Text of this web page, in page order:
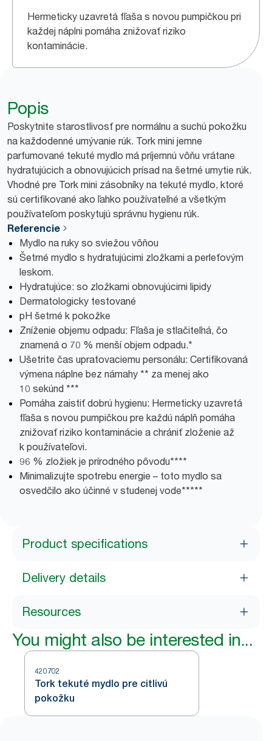
Hermeticky uzavretá fľaša s novou pumpičkou pri
každej náplni pomáha znižovať riziko
kontaminácie.
Popis
Poskytnite starostlivosť pre normálnu a suchú pokožku
na každodenné umývanie rúk. Tork mini jemne
parfumované tekuté mydlo má príjemnú vôňu vrátane
hydratujúcich a obnovujúcich prísad na šetrné umytie rúk.
Vhodné pre Tork mini zásobníky na tekuté mydlo, ktoré
sú certifikované ako ľahko používateľné a všetkým
používateľom poskytujú správnu hygienu rúk.
Referencie
Mydlo na ruky so sviežou vôňou
Šetrné mydlo s hydratujúcimi zložkami a perleťovým
leskom.
Hydratujúce: so zložkami obnovujúcimi lipidy
Dermatologicky testované
pH šetrné k pokožke
Zníženie objemu odpadu: Fľaša je stlačiteľná, čo
znamená o 70 % menší objem odpadu.*
Ušetrite čas upratovaciemu personálu: Certifikovaná
výmena náplne bez námahy ** za menej ako
10 sekúnd ***
Pomáha zaistiť dobrú hygienu: Hermeticky uzavretá
fľaša s novou pumpičkou pre každú náplň pomáha
znižovať riziko kontaminácie a chrániť zloženie až
k používateľovi.
96 % zložiek je prírodného pôvodu****
Minimalizujte spotrebu energie – toto mydlo sa
osvedčilo ako účinné v studenej vode*****
Product specifications
Delivery details
Resources
You might also be interested in...
420702
Tork tekuté mydlo pre citlivú
pokožku